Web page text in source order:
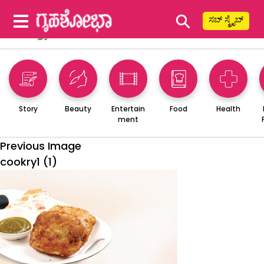
⚲ ಸಬ್ ಸ್ಕ್ರೈಬ್
Story Beauty
Entertain
ment
Food Health
Previous Image
cookry1 (1)